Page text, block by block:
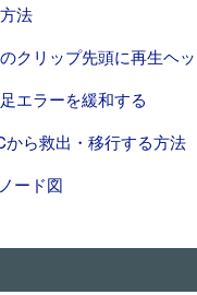
法
クリップ先頭に再生ヘ
エラーを緩和する
ら救出・移行する方法
ード図